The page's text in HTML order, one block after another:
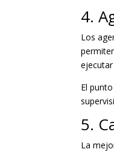
4.
Los
El
5.
La